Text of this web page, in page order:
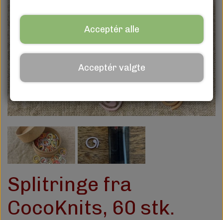
ÅBENT
OM
Splitringe fra
CocoKnits, 60 stk.
Acceptér alle
Acceptér valgte